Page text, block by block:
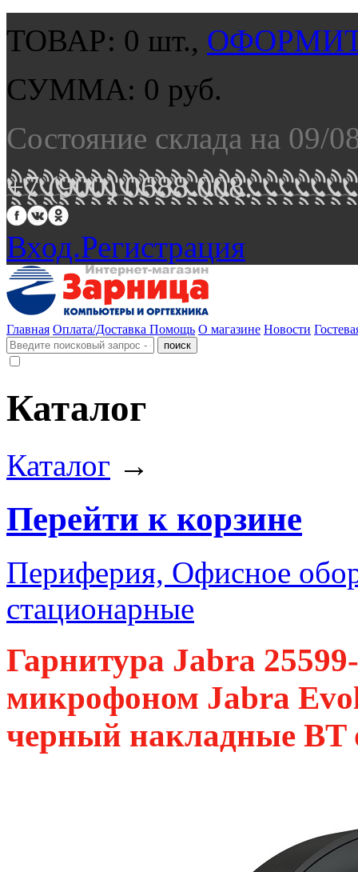
ТОВАР: 0 шт.,
СУММА: 0 руб.
Состояние склада на 09/
+7 (900) 0688 008.
Вход.Регистрация
Главная Оплата/Доставка Помощь О магазине Новости
Каталог
Каталог →
Перейти к корзине
Периферия, Офисное
стационарные
Гарнитура Jabra
микрофоном Jabra
черный накладные BT